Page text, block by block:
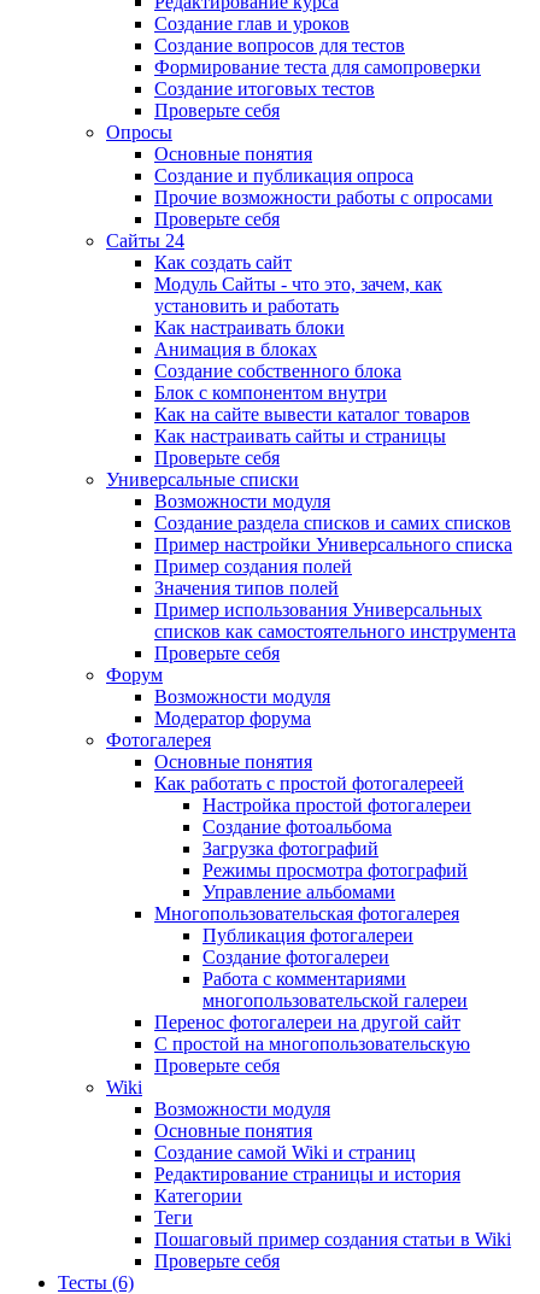
Создание глав и уроков
Создание вопросов для тестов
Формирование теста для самопроверки
Создание итоговых тестов
Проверьте себя
Опросы
Основные понятия
Создание и публикация опроса
Прочие возможности работы с опросами
Проверьте себя
Сайты 24
Как создать сайт
Модуль Сайты - что это, зачем, как
установить и работать
Как настраивать блоки
Анимация в блоках
Создание собственного блока
Блок с компонентом внутри
Как на сайте вывести каталог товаров
Как настраивать сайты и страницы
Проверьте себя
Универсальные списки
Возможности модуля
Создание раздела списков и самих списков
Пример настройки Универсального списка
Пример создания полей
Значения типов полей
Пример использования Универсальных
списков как самостоятельного инструмента
Проверьте себя
Форум
Возможности модуля
Модератор форума
Фотогалерея
Основные понятия
Как работать с простой фотогалереей
Настройка простой фотогалереи
Создание фотоальбома
Загрузка фотографий
Режимы просмотра фотографий
Управление альбомами
Многопользовательская фотогалерея
Публикация фотогалереи
Создание фотогалереи
Работа с комментариями
многопользовательской галереи
Перенос фотогалереи на другой сайт
С простой на многопользовательскую
Проверьте себя
Wiki
Возможности модуля
Основные понятия
Создание самой Wiki и страниц
Редактирование страницы и история
Категории
Теги
Пошаговый пример создания статьи в Wiki
Проверьте себя
Тесты (6)